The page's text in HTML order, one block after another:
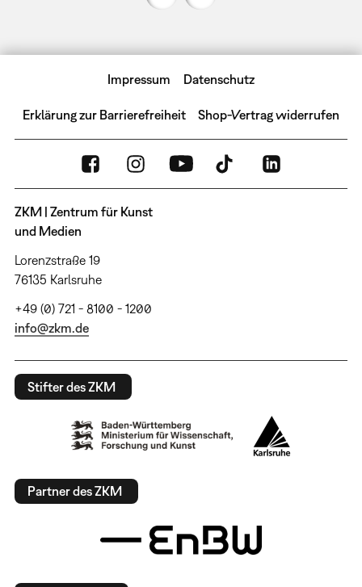
Impressum Datenschutz
Erklärung zur Barrierefreiheit Shop-Vertrag widerrufen
ZKM | Zentrum für Kunst
und Medien
Lorenzstraße 19
76135 Karlsruhe
+49 (0) 721 - 8100 - 1200
info@zkm.de
Stifter des ZKM
Partner des ZKM